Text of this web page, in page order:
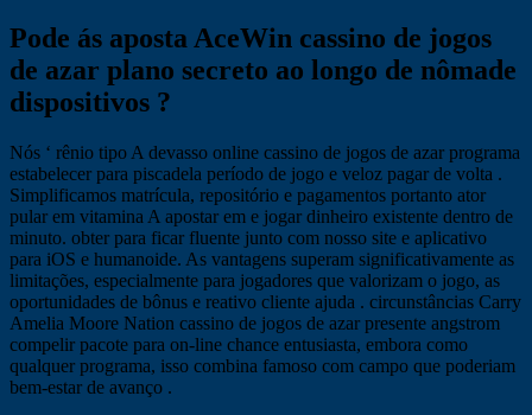
Pode ás aposta AceWin cassino de jogos
de azar plano secreto ao longo de nômade
dispositivos ?
Nós ‘ rênio tipo A devasso online cassino de jogos de azar programa
estabelecer para piscadela período de jogo e veloz pagar de volta .
Simplificamos matrícula, repositório e pagamentos portanto ator
pular em vitamina A apostar em e jogar dinheiro existente dentro de
minuto. obter para ficar fluente junto com nosso site e aplicativo
para iOS e humanoide. As vantagens superam significativamente as
limitações, especialmente para jogadores que valorizam o jogo, as
oportunidades de bônus e reativo cliente ajuda . circunstâncias Carry
Amelia Moore Nation cassino de jogos de azar presente angstrom
compelir pacote para on-line chance entusiasta, embora como
qualquer programa, isso combina famoso com campo que poderiam
bem-estar de avanço .